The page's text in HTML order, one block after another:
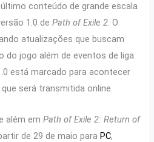
conteúdo de grande escala
1.0 dePath of Exile 2. O
atualizações que buscam
do jogo além de eventos de liga.
está marcado para acontecer
será transmitida online.
além emPath of Exile 2: Return of
de 29 de maio paraPC,